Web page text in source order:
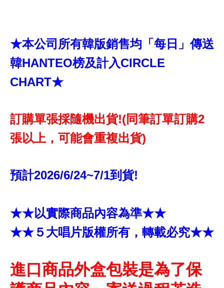
★本公司所有韓版銷售均「每日」傳送
韓HANTEO榜及計入CIRCLE
CHART★
訂購單張採隨機出貨!(同筆訂單訂購2
張以上，可能會重複出貨)
預計2026/6/24~7/1到貨!
★★以實際商品內容為準★★
★★５大唱片版權所有，轉載必究★★
進口商品外盒包裝是為了保